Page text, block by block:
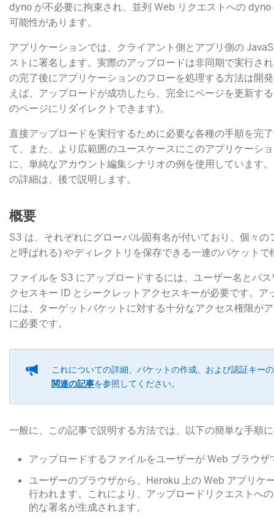
dyno が不必要に拘束され、並列 Web リクエストへの
可能性があります。
アプリケーションでは、クライアント側とアプリ側の
ストに署名します。実際のアップロードは非同期で実行さ
の完了後にアプリケーションのフローを処理する方法は開
えば、アップロードが成功したら、完全にページを更新す
のページにリダイレクトできます)。
直接アップロードを実行するために必要な各種の手順を完
て、また、より広範囲のユースケースにこのアプリケーシ
に、単純なアカウント編集シナリオの例を使用しています
の詳細は、後で説明します。
概要
S3 は、それぞれにグローバル固有名が付いており、個々の
と呼ばれる) やディレクトリを保存できる一連のバケット
ファイルを S3 にアップロードするには、ユーザー名とパ
クセスキー ID とシークレットアクセスキーが必要です。ア
には、ターゲットバケットに対する十分なアクセス権限が
に必要です。
これについての詳細、バケットの作成、および認証キー
関連の記事​を参照してください。
一般に、この記事で説明する方法では、以下の簡単な手順
アップロードするファイルをユーザーが Web ブラウザ
ユーザーのブラウザから、Heroku 上の Web アプリケ
行われます。これにより、アップロードリクエストへ
的な署名が生成されます。